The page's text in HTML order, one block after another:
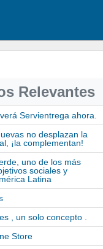
Relevantes
Servientrega ahora.
no desplazan la
¡la complementan!
uno de los más
sociales y
Latina
, un solo concepto .
Store